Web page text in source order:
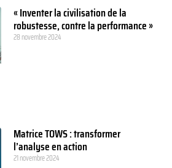
« Inventer la civilisation de la
robustesse, contre la performance »
28 novembre 2024
Matrice TOWS : transformer
l’analyse en action
21 novembre 2024